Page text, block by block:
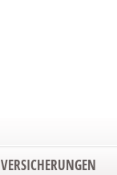
VERSICHERUNGEN